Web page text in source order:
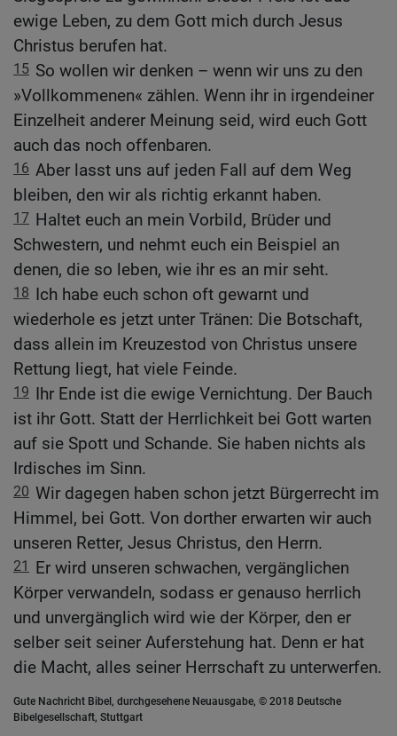
ewige Leben, zu dem Gott mich durch Jesus
Christus berufen hat.
15 So wollen wir denken – wenn wir uns zu den
»Vollkommenen« zählen. Wenn ihr in irgendeiner
Einzelheit anderer Meinung seid, wird euch Gott
auch das noch offenbaren.
16 Aber lasst uns auf jeden Fall auf dem Weg
bleiben, den wir als richtig erkannt haben.
17 Haltet euch an mein Vorbild, Brüder und
Schwestern, und nehmt euch ein Beispiel an
denen, die so leben, wie ihr es an mir seht.
18 Ich habe euch schon oft gewarnt und
wiederhole es jetzt unter Tränen: Die Botschaft,
dass allein im Kreuzestod von Christus unsere
Rettung liegt, hat viele Feinde.
19 Ihr Ende ist die ewige Vernichtung. Der Bauch
ist ihr Gott. Statt der Herrlichkeit bei Gott warten
auf sie Spott und Schande. Sie haben nichts als
Irdisches im Sinn.
20 Wir dagegen haben schon jetzt Bürgerrecht im
Himmel, bei Gott. Von dorther erwarten wir auch
unseren Retter, Jesus Christus, den Herrn.
21 Er wird unseren schwachen, vergänglichen
Körper verwandeln, sodass er genauso herrlich
und unvergänglich wird wie der Körper, den er
selber seit seiner Auferstehung hat. Denn er hat
die Macht, alles seiner Herrschaft zu unterwerfen.
Gute Nachricht Bibel, durchgesehene Neuausgabe, © 2018 Deutsche
Bibelgesellschaft, Stuttgart